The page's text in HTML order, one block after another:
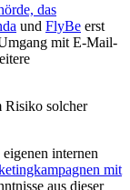
das
und FlyBe erst
mit E-Mail-
Risiko solcher
internen
mit
aus dieser